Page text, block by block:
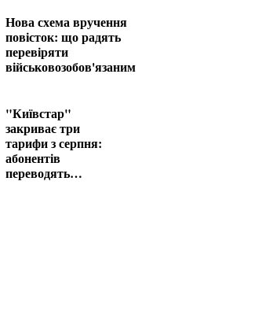
Нова схема вручення
повісток: що радять
перевіряти
військовозобов'язаним
"Київстар"
закриває три
тарифи з серпня:
абонентів
переводять